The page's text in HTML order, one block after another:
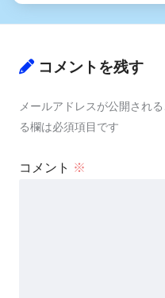
コメントを残す
メールアドレスが公開され
る欄は必須項目です
コメント ※